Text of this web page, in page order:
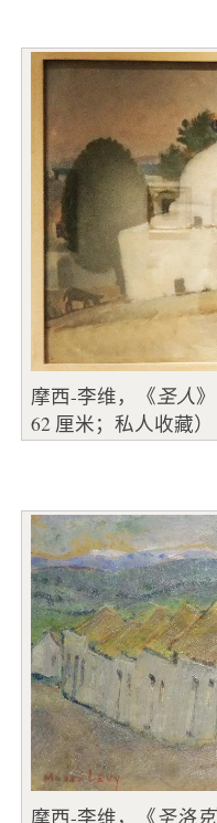
摩西-李维，《圣人
62 厘米；私人收藏）
摩西-李维，《圣洛克